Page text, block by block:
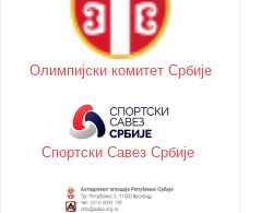
Олимпијски комитет Србије
Спортски Савез Србије